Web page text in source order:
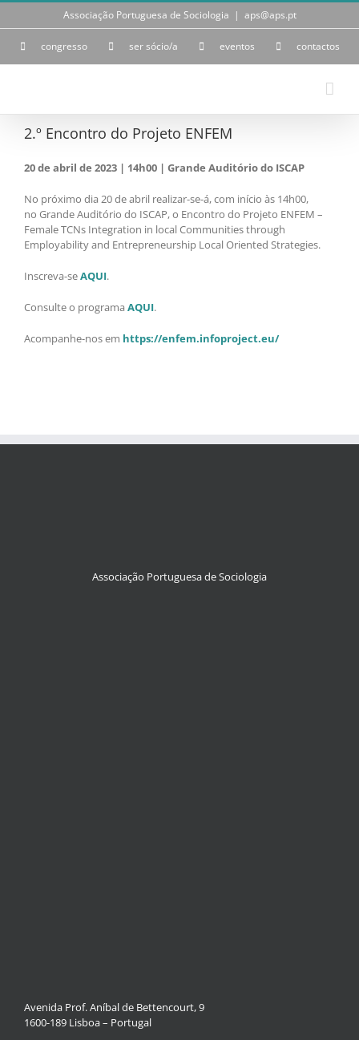
Skip
Associação Portuguesa de Sociologia | aps@aps.pt
congresso ser sócio/a eventos contactos
2.º Encontro do Projeto ENFEM
20 de abril de 2023 | 14h00 | Grande Auditório do ISCAP
No próximo dia 20 de abril realizar-se-á, com início às 14h00,
no Grande Auditório do ISCAP, o Encontro do Projeto ENFEM –
Female TCNs Integration in local Communities through
Employability and Entrepreneurship Local Oriented Strategies.
Inscreva-seAQUI.
Consulte o programa AQUI.
Acompanhe-nos em https://enfem.infoproject.eu/
Associação Portuguesa de Sociologia
Avenida Prof. Aníbal de Bettencourt, 9
1600-189 Lisboa – Portugal